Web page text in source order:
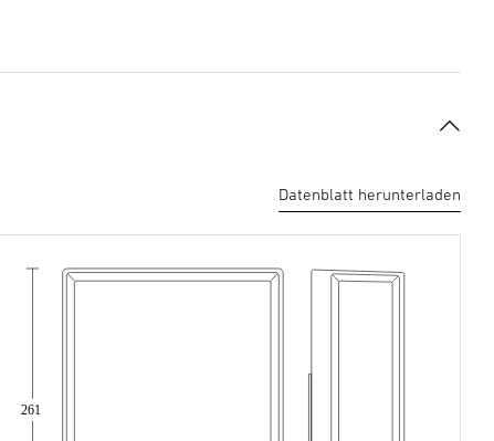
Datenblatt herunterladen
261